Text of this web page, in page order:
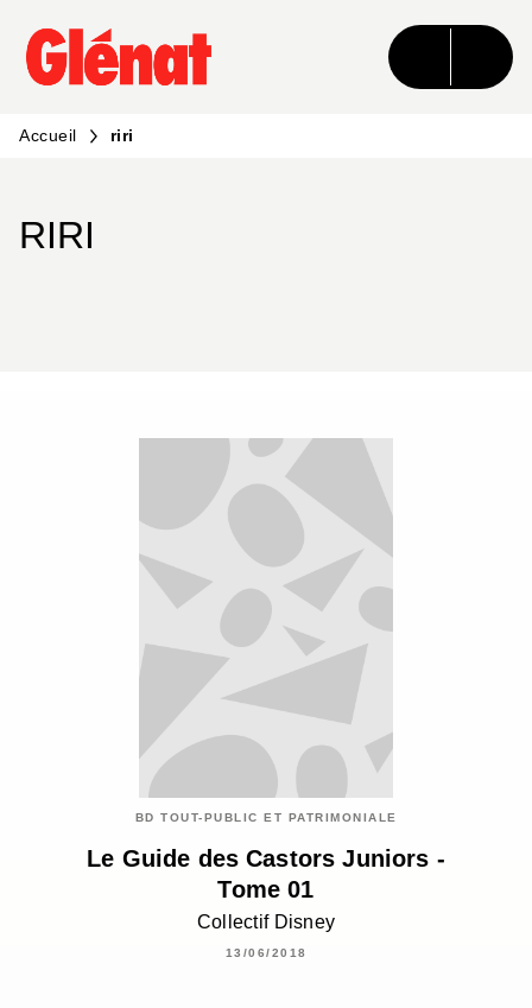
MENU RECHERCHE CONTENU
PIED DE PAGE
Accueil riri
RIRI
BD TOUT-PUBLIC ET PATRIMONIALE
Le Guide des Castors Juniors -
Tome 01
Collectif Disney
13/06/2018